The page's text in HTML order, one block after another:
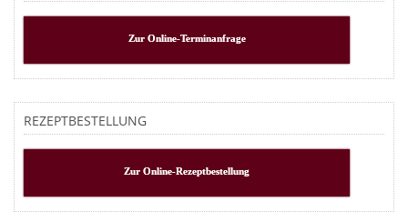
Zur Online-Terminanfrage
REZEPTBESTELLUNG
Zur Online-Rezeptbestellung